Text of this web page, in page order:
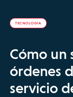
TECNOLOGÍA
Cómo un
órdenes
servicio